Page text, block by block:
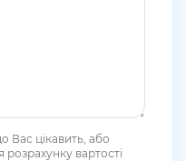
Вас цікавить, або
вартості